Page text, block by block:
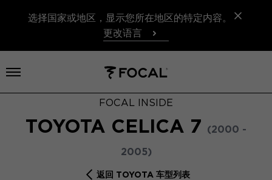
选择国家或地区，显示您所在地区的特定内容。
更改语言
打开菜单
FOCAL INSIDE
TOYOTA CELICA 7 (2000 -
2005)
返回 TOYOTA 车型列表